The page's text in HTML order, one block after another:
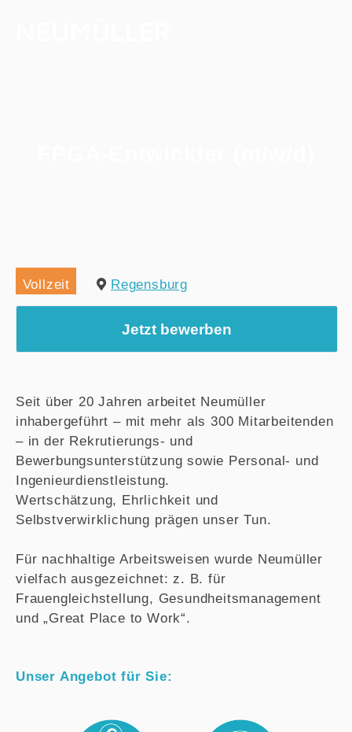
Vollzeit Regensburg
Jetzt bewerben
Seit über 20 Jahren arbeitet Neumüller
inhabergeführt – mit mehr als 300 Mitarbeitenden
– in der Rekrutierungs- und
Bewerbungsunterstützung sowie Personal- und
Ingenieurdienstleistung.
Wertschätzung, Ehrlichkeit und
Selbstverwirklichung prägen unser Tun.
Für nachhaltige Arbeitsweisen wurde Neumüller
vielfach ausgezeichnet: z. B. für
Frauengleichstellung, Gesundheitsmanagement
und „Great Place to Work“.
Unser Angebot für Sie: